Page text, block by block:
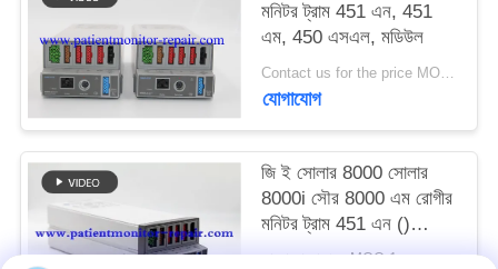
সাইট
ম্যাপ
PRIVACY
POLICY
মনিটর ট্রাম 451 এন, 451
এম, 450 এসএল, মডিউল
Contact us for the price MOQ:1
যোগাযোগ
জি ই সোলার 8000 সোলার
8000i সৌর 8000 এম রোগীর
মনিটর ট্রাম 451 এন ()
পরামিতি মডিউল
আলোচনা সাপেক্ষে MOQ:1pc